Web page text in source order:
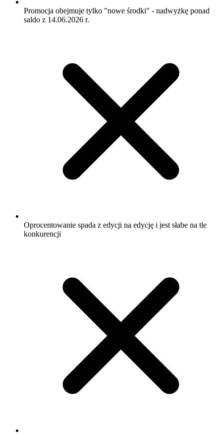
Promocja obejmuje tylko "nowe środki" - nadwyżkę ponad
saldo z 14.06.2026 r.
Oprocentowanie spada z edycji na edycję i jest słabe na tle
konkurencji